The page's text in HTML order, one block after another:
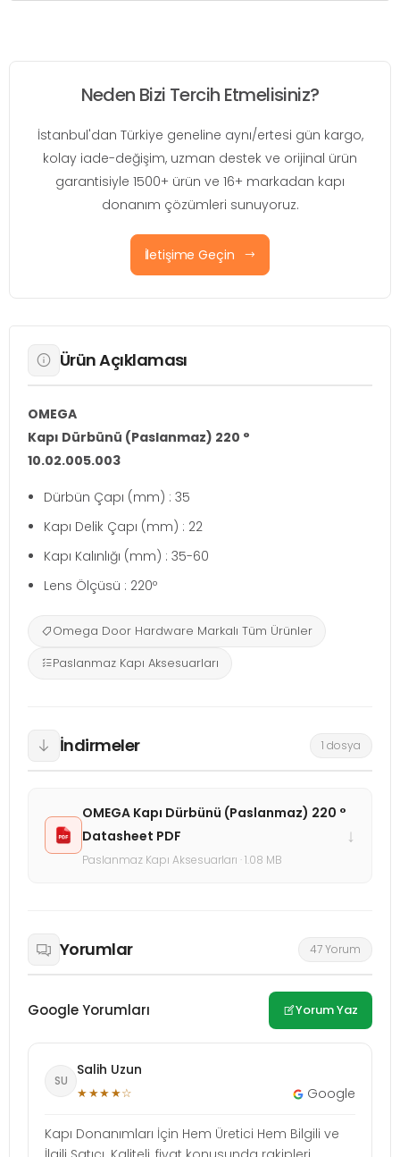
Neden Bizi Tercih Etmelisiniz?
İstanbul'dan Türkiye geneline aynı/ertesi gün kargo,
kolay iade-değişim, uzman destek ve orijinal ürün
garantisiyle 1500+ ürün ve 16+ markadan kapı
donanım çözümleri sunuyoruz.
İletişime Geçin
Ürün Açıklaması
OMEGA
Kapı Dürbünü (Paslanmaz) 220 °
10.02.005.003
Dürbün Çapı (mm) : 35
Kapı Delik Çapı (mm) : 22
Kapı Kalınlığı (mm) : 35-60
Lens Ölçüsü : 220º
Omega Door Hardware Markalı Tüm Ürünler
Paslanmaz Kapı Aksesuarları
İndirmeler 1 dosya
OMEGA Kapı Dürbünü (Paslanmaz) 220 °
Datasheet PDF
Paslanmaz Kapı Aksesuarları · 1.08 MB
↓
Yorumlar 47 Yorum
Google Yorumları Yorum Yaz
SU
Salih Uzun
★★★★☆ Google
Kapı Donanımları İçin Hem Üretici Hem Bilgili ve